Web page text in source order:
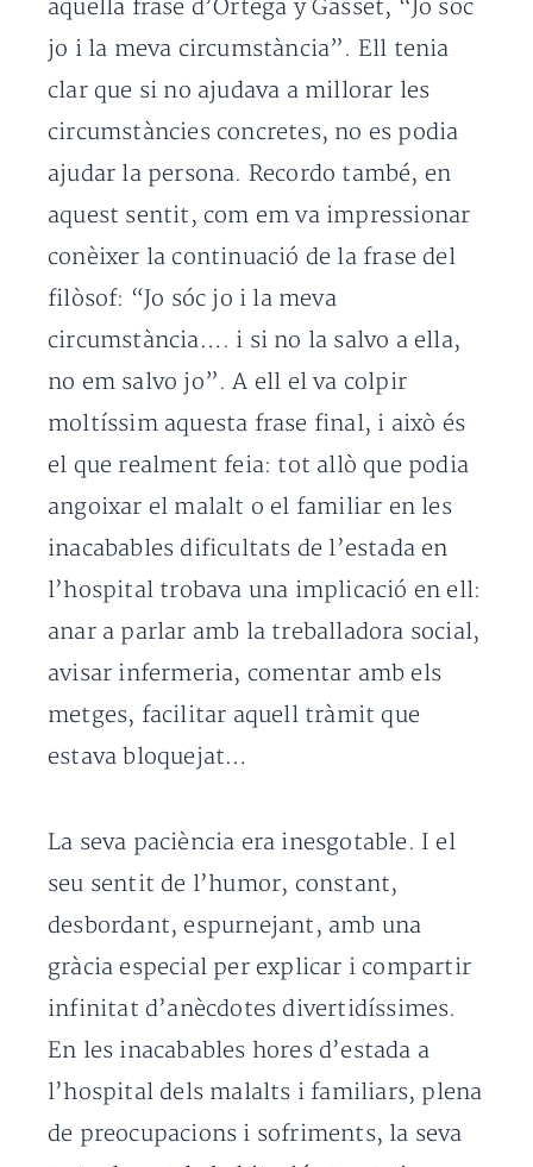
aquella frase d’Ortega y Gasset, “Jo sóc
jo i la meva circumstància”. Ell tenia
clar que si no ajudava a millorar les
circumstàncies concretes, no es podia
ajudar la persona. Recordo també, en
aquest sentit, com em va impressionar
conèixer la continuació de la frase del
filòsof: “Jo sóc jo i la meva
circumstància…. i si no la salvo a ella,
no em salvo jo”. A ell el va colpir
moltíssim aquesta frase final, i això és
el que realment feia: tot allò que podia
angoixar el malalt o el familiar en les
inacabables dificultats de l’estada en
l’hospital trobava una implicació en ell:
anar a parlar amb la treballadora social,
avisar infermeria, comentar amb els
metges, facilitar aquell tràmit que
estava bloquejat…
La seva paciència era inesgotable. I el
seu sentit de l’humor, constant,
desbordant, espurnejant, amb una
gràcia especial per explicar i compartir
infinitat d’anècdotes divertidíssimes.
En les inacabables hores d’estada a
l’hospital dels malalts i familiars, plena
de preocupacions i sofriments, la seva